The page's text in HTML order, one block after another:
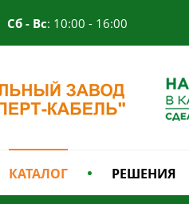
Сб - Вс: 10:00 - 16:00
КАТАЛОГ РЕШЕНИЯ